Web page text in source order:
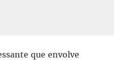
que envolve